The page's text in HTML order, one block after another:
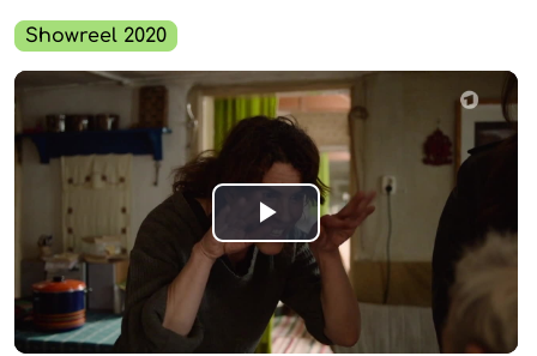
Showreel 2020
Play
Video